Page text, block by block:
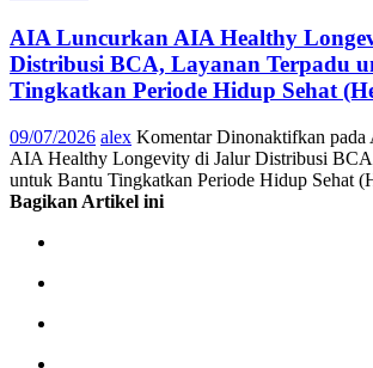
AIA Luncurkan AIA Healthy
Distribusi BCA, Layanan Terpadu
Tingkatkan Periode Hidup Sehat
09/07/2026 alex Komentar Dinonaktifkan pada
AIA Healthy Longevity di Jalur Distribusi
untuk Bantu Tingkatkan Periode Hidup Sehat
Bagikan Artikel ini